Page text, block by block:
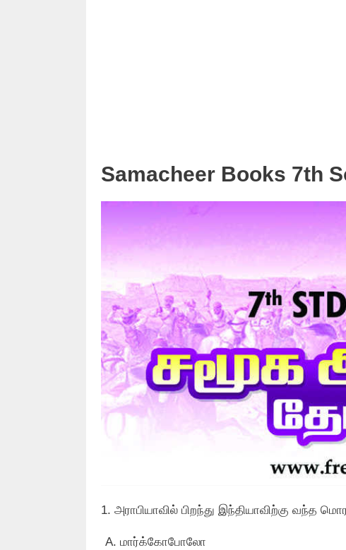
Samacheer Books 7th
1. அராபியாவில் பிறந்து இந்தியாவிற்கு வந்த
மார்க்கோபோலோ